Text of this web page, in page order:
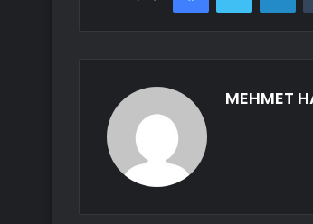
MEHMET